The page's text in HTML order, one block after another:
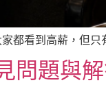
都看到高薪，但
問題與